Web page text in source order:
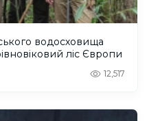
водосховища
ліс Європи
12,517